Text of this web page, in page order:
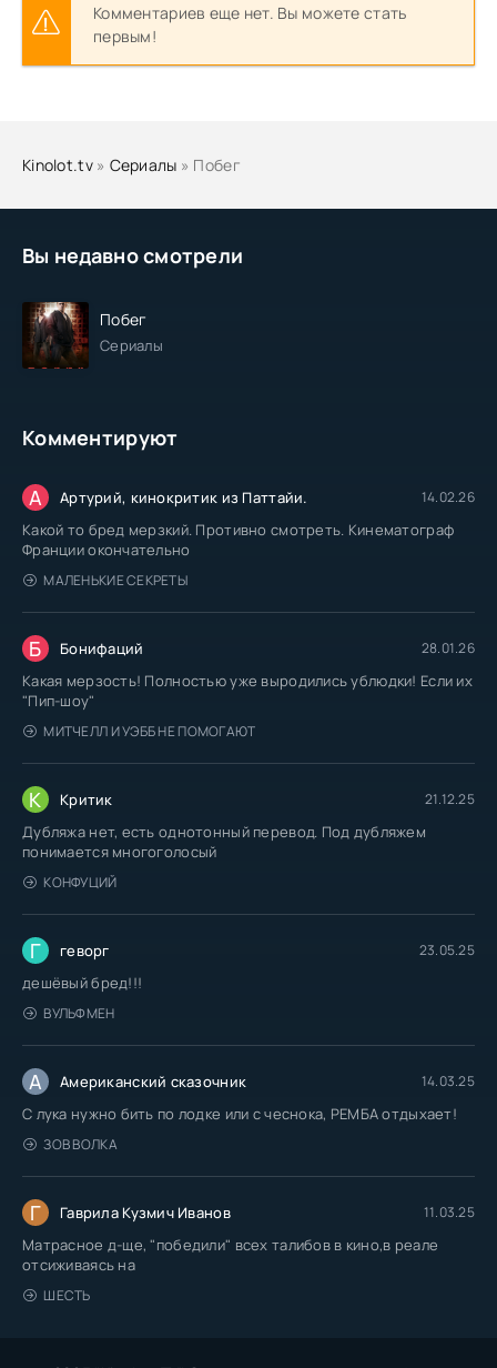
Вы недавно смотрели
Побег
Сериалы
Комментируют
А Артурий, кинокритик из Паттайи. 14.02.26
Какой то бред мерзкий. Противно смотреть. Кинематограф
Франции окончательно
МАЛЕНЬКИЕ СЕКРЕТЫ
Б Бонифаций 28.01.26
Какая мерзость! Полностью уже выродились ублюдки! Если их
"Пип-шоу"
МИТЧЕЛЛ И УЭББ НЕ ПОМОГАЮТ
К Критик 21.12.25
Дубляжа нет, есть однотонный перевод. Под дубляжем
понимается многоголосый
КОНФУЦИЙ
Г геворг 23.05.25
дешёвый бред!!!
ВУЛЬФМЕН
А Американский сказочник 14.03.25
С лука нужно бить по лодке или с чеснока, РЕМБА отдыхает!
ЗОВ ВОЛКА
Г Гаврила Кузмич Иванов 11.03.25
Матрасное д-ще, "победили" всех талибов в кино,в реале
отсиживаясь на
ШЕСТЬ
Комментариев еще нет. Вы можете стать
первым!
Kinolot.tv» Сериалы » Побег